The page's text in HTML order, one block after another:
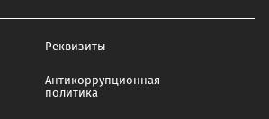
Реквизиты
Антикоррупционная
политика